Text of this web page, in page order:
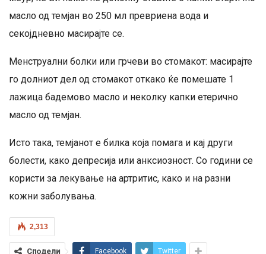
масло од темјан во 250 мл превриена вода и
секојдневно масирајте се.
Менструални болки или грчеви во стомакот: масирајте
го долниот дел од стомакот откако ќе помешате 1
лажица бадемово масло и неколку капки етерично
масло од темјан.
Исто така, темјанот е билка која помага и кај други
болести, како депресија или анксиозност. Со години се
користи за лекување на артритис, како и на разни
кожни заболувања.
2,313
Сподели Facebook Twitter